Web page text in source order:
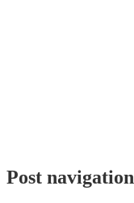
Post navigation